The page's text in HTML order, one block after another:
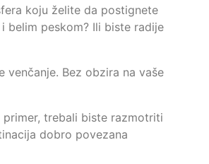
koju želite da postignete
belim peskom? Ili biste radije
Bez obzira na vaše
trebali biste razmotriti
dobro povezana